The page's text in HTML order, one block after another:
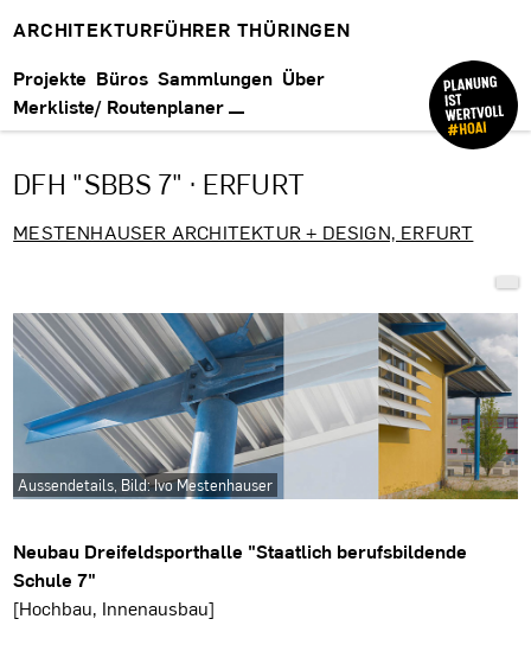
ARCHITEKTURFÜHRER THÜRINGEN
Projekte Büros Sammlungen Über
Merkliste/ Routenplaner
DFH "SBBS 7" · ERFURT
MESTENHAUSER ARCHITEKTUR + DESIGN, ERFURT
Aussendetails, Bild: Ivo Mestenhauser
Neubau Dreifeldsporthalle "Staatlich berufsbildende
Schule 7"
[Hochbau, Innenausbau]